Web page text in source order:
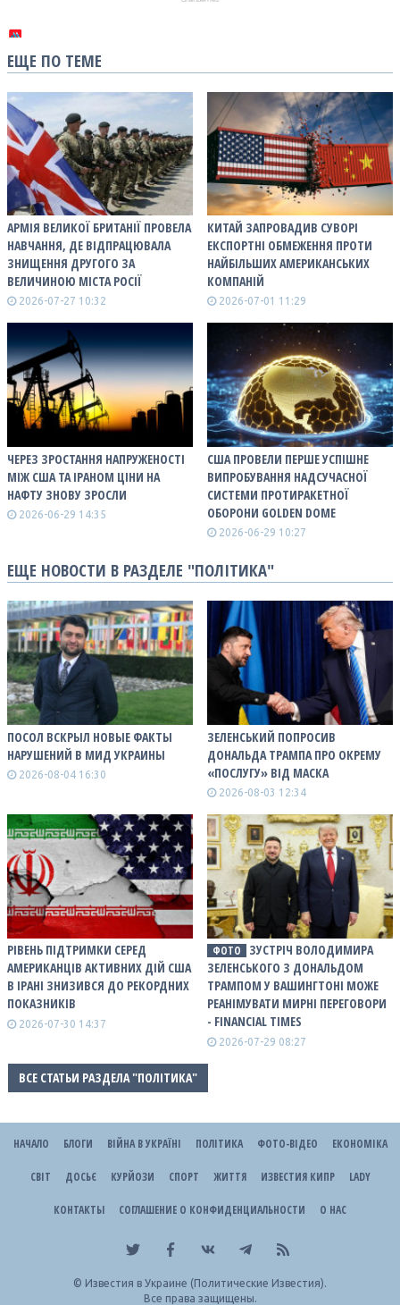
ЕЩЕ ПО ТЕМЕ
АРМІЯ ВЕЛИКОЇ БРИТАНІЇ ПРОВЕЛА
НАВЧАННЯ, ДЕ ВІДПРАЦЮВАЛА
ЗНИЩЕННЯ ДРУГОГО ЗА
ВЕЛИЧИНОЮ МІСТА РОСІЇ
2026-07-27 10:32
КИТАЙ ЗАПРОВАДИВ СУВОРІ
ЕКСПОРТНІ ОБМЕЖЕННЯ ПРОТИ
НАЙБІЛЬШИХ АМЕРИКАНСЬКИХ
КОМПАНІЙ
2026-07-01 11:29
ЧЕРЕЗ ЗРОСТАННЯ НАПРУЖЕНОСТІ
МІЖ США ТА ІРАНОМ ЦІНИ НА
НАФТУ ЗНОВУ ЗРОСЛИ
2026-06-29 14:35
США ПРОВЕЛИ ПЕРШЕ УСПІШНЕ
ВИПРОБУВАННЯ НАДСУЧАСНОЇ
СИСТЕМИ ПРОТИРАКЕТНОЇ
ОБОРОНИ GOLDEN DOME
2026-06-29 10:27
ЕЩЕ НОВОСТИ В РАЗДЕЛЕ "ПОЛІТИКА"
ПОСОЛ ВСКРЫЛ НОВЫЕ ФАКТЫ
НАРУШЕНИЙ В МИД УКРАИНЫ
2026-08-04 16:30
ЗЕЛЕНСЬКИЙ ПОПРОСИВ
ДОНАЛЬДА ТРАМПА ПРО ОКРЕМУ
«ПОСЛУГУ» ВІД МАСКА
2026-08-03 12:34
РІВЕНЬ ПІДТРИМКИ СЕРЕД
АМЕРИКАНЦІВ АКТИВНИХ ДІЙ США
В ІРАНІ ЗНИЗИВСЯ ДО РЕКОРДНИХ
ПОКАЗНИКІВ
2026-07-30 14:37
ФОТО
ЗУСТРІЧ ВОЛОДИМИРА
ЗЕЛЕНСЬКОГО З ДОНАЛЬДОМ
ТРАМПОМ У ВАШИНГТОНІ МОЖЕ
РЕАНІМУВАТИ МИРНІ ПЕРЕГОВОРИ
- FINANCIAL TIMES
2026-07-29 08:27
ВСЕ СТАТЬИ РАЗДЕЛА "ПОЛІТИКА"
НАЧАЛО БЛОГИ ВІЙНА В УКРАЇНІ ПОЛІТИКА ФОТО-ВІДЕО ЕКОНОМІКА
СВІТ ДОСЬЄ КУРЙОЗИ СПОРТ ЖИТТЯ ИЗВЕСТИЯ КИПР LADY
КОНТАКТЫ СОГЛАШЕНИЕ О КОНФИДЕНЦИАЛЬНОСТИ О НАС
© Известия в Украине (Политические Известия).
Все права защищены.